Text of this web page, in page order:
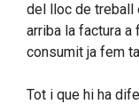
del lloc de treball
arriba la factura
consumit ja fem
Tot i que hi ha